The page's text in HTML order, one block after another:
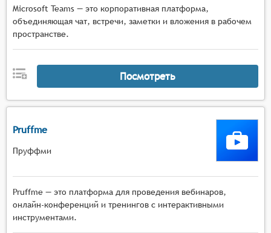
Microsoft Teams — это корпоративная платформа,
объединяющая чат, встречи, заметки и вложения в рабочем
пространстве.
Посмотреть
Pruffme
Пруффми
Pruffme — это платформа для проведения вебинаров,
онлайн-конференций и тренингов с интерактивными
инструментами.